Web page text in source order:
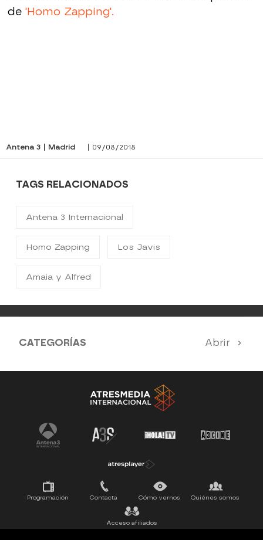
de'Homo Zapping'.
Antena 3 | Madrid | 09/08/2018
TAGS RELACIONADOS
Antena 3 Internacional
Homo Zapping Los Javis
Amaia y Alfred
CATEGORÍAS Abrir
Antena 3 Noticias El Hormiguero
La Ruleta de la Suerte Tu cara me suena
Pasapalabra
Programación Contacta Cómo vernos Quiénes somos
Acceso afiliados